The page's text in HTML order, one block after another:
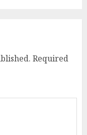
Required